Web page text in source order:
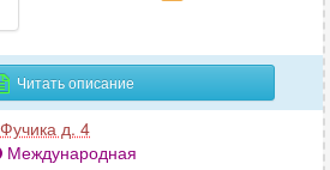
Читать описание
Фучика д. 4
Международная